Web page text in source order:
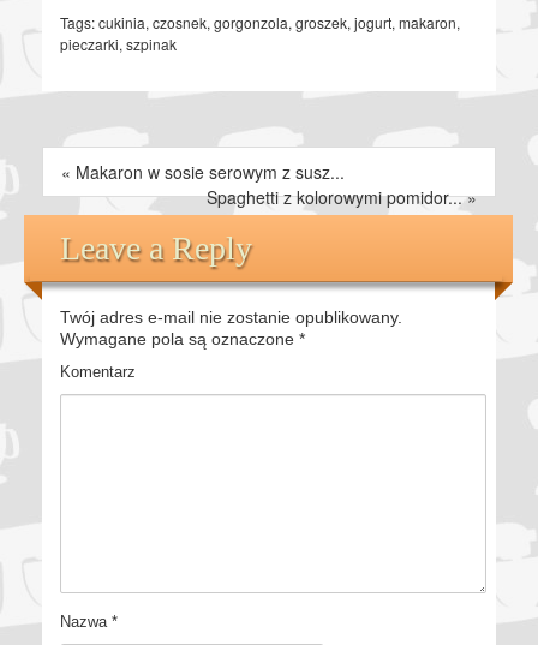
Tags:cukinia, czosnek, gorgonzola, groszek, jogurt, makaron,
pieczarki, szpinak
« Makaron w sosie serowym z susz...
Spaghetti z kolorowymi pomidor...»
Leave a Reply
Twój adres e-mail nie zostanie opublikowany.
Wymagane pola są oznaczone *
Komentarz
Nazwa *